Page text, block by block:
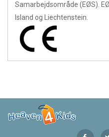
Samarbejdsområde (EØS).
Island og Liechtenstein.